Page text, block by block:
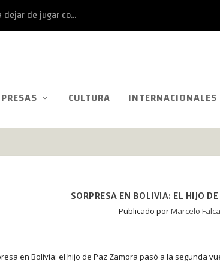
de jugar co...
CULTURA INTERNACIONALES
SORPRESA EN BOLIVIA: EL HIJO
Publicado porMarcelo Falca